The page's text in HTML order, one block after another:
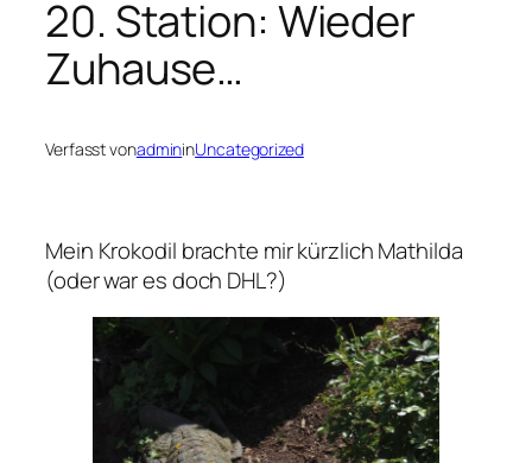
20. Station: Wieder
Zuhause…
Verfasst vonadmininUncategorized
Mein Krokodil brachte mir kürzlich Mathilda
(oder war es doch DHL?)